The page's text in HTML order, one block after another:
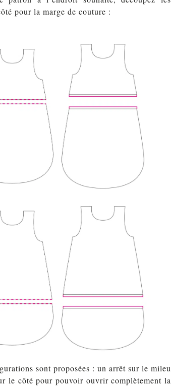
pour la marge de couture :
sont proposées : un arrêt sur le mileu
le côté pour pouvoir ouvrir complètement la